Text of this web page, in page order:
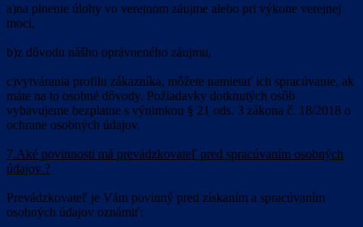
a)na plnenie úlohy vo verejnom záujme alebo pri výkone verejnej
moci,
b)z dôvodu nášho oprávneného záujmu,
c)vytvárania profilu zákazníka, môžete namietať ich spracúvanie, ak
máte na to osobné dôvody. Požiadavky dotknutých osôb
vybavujeme bezplatne s výnimkou § 21 ods. 3 zákona č. 18/2018 o
ochrane osobných údajov.
7.Aké povinnosti má prevádzkovateľ pred spracúvaním osobných
údajov ?
Prevádzkovateľ je Vám povinný pred získaním a spracúvaním
osobných údajov oznámiť: